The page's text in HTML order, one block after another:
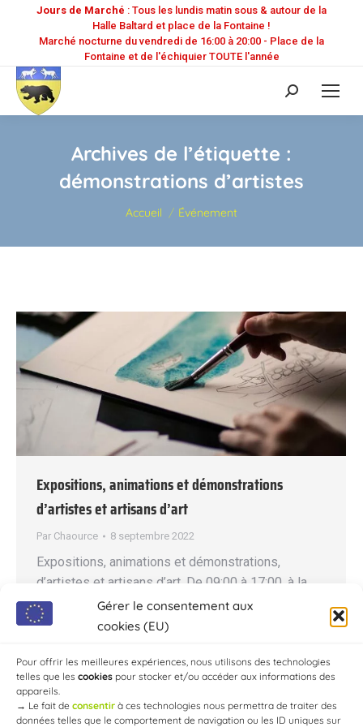
Gérer le consentement aux
cookies (EU)
Pour offrir les meilleures expériences, nous utilisons des technologies
telles que les cookies pour stocker et/ou accéder aux informations des
appareils.
→ Le fait de consentir à ces technologies nous permettra de traiter des
données telles que le comportement de navigation ou les ID uniques sur
Jours de Marché : Tous les lundis matin sous & autour de la
Halle Baltard et place de la Fontaine !
Marché nocturne du vendredi de 16:00 à 20:00 - Place de la
Fontaine et de l'échiquier TOUTE l'année
Recherche
:
Archives de l’étiquette :
démonstrations d’artistes
Vous êtes ici :
Accueil Événement
Expositions, animations et démonstrations
d’artistes et artisans d’art
Par Chaource 8 septembre 2022
Expositions, animations et démonstrations,
d’artistes et artisans d’art. De 09:00 à 17:00, à la
Halle. Manifestation organisée par l’Association
des Commerçants de Chaource et ses environs.
jourdaingloria@yahoo.fr